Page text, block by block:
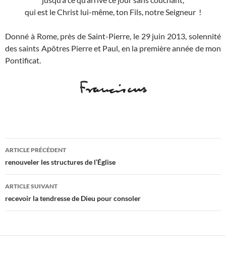
qui est le Christ lui-même, ton Fils, notre Seigneur !
Donné à Rome, près de Saint-Pierre, le 29 juin 2013, solennité
des saints Apôtres Pierre et Paul, en la première année de mon
Pontificat.
Navigation
des
articles
ARTICLE PRÉCÉDENT
renouveler les structures de l’Église
ARTICLE SUIVANT
recevoir la tendresse de Dieu pour consoler